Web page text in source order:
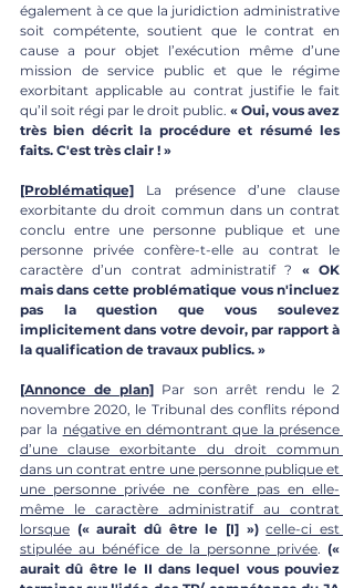
également à ce que la juridiction administrative
soit compétente, soutient que le contrat en
cause a pour objet l’exécution même d’une
mission de service public et que le régime
exorbitant applicable au contrat justifie le fait
qu’il soit régi par le droit public. « Oui, vous avez
très bien décrit la procédure et résumé les
faits. C'est très clair ! »
[Problématique] La présence d’une clause
exorbitante du droit commun dans un contrat
conclu entre une personne publique et une
personne privée confère-t-elle au contrat le
caractère d’un contrat administratif ? « OK
mais dans cette problématique vous n'incluez
pas la question que vous soulevez
implicitement dans votre devoir, par rapport à
la qualification de travaux publics. »
[Annonce de plan] Par son arrêt rendu le 2
novembre 2020, le Tribunal des conflits répond
par la négative en démontrant que la présence
d’une clause exorbitante du droit commun
dans un contrat entre une personne publique et
une personne privée ne confère pas en elle-
même le caractère administratif au contrat
lorsque (« aurait dû être le [I] ») celle-ci est
stipulée au bénéfice de la personne privée. («
aurait dû être le II dans lequel vous pouviez